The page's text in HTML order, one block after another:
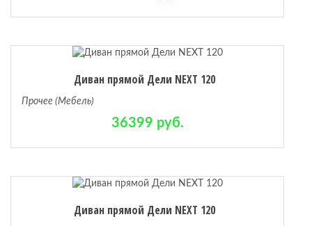
Диван прямой Дели NEXT 120
Прочее (Мебель)
36399 руб.
Диван прямой Дели NEXT 120